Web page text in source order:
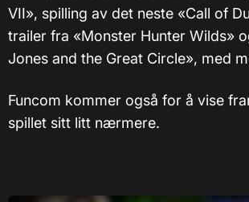
VII», spilling av det neste «Call of
trailer fra «Monster Hunter Wilds»
Jones and the Great Circle», med
Funcom kommer også for å vise
spillet sitt litt nærmere.